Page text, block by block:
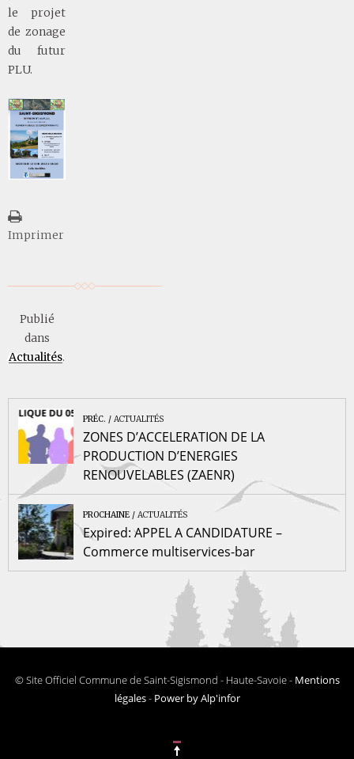
le projet
de zonage
du futur
PLU.
Imprimer
Publié
dans
Actualités.
PRÉC. ACTUALITÉS
ZONES D’ACCELERATION DE LA
PRODUCTION D’ENERGIES
RENOUVELABLES (ZAENR)
PROCHAINE ACTUALITÉS
Expired: APPEL A CANDIDATURE –
Commerce multiservices-bar
© Site Officiel Commune de Saint-Sigismond - Haute-Savoie - Mentions
légales- Power by Alp'infor